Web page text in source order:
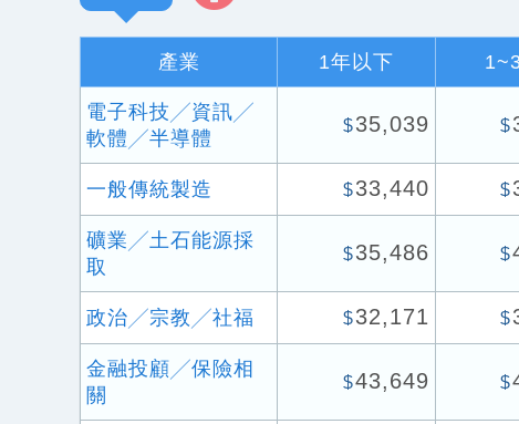
產業 1年以下
電子科技╱資訊╱
軟體╱半導體
$35,039 $
一般傳統製造 $33,440 $
礦業╱土石能源採
取
$35,486 $
政治╱宗教╱社福 $32,171 $
金融投顧╱保險相
關
$43,649 $